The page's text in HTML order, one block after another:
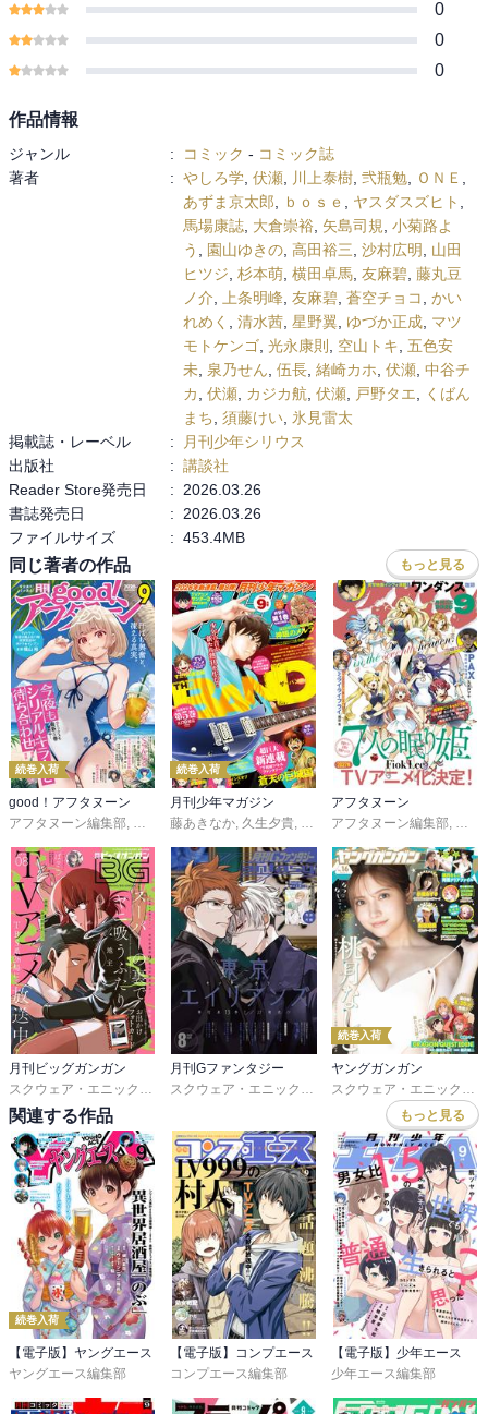
0
0
0
作品情報
ジャンル : コミック - コミック誌
著者
: やしろ学, 伏瀬, 川上泰樹, 弐瓶勉, ＯＮＥ ,
あずま京太郎, ｂｏｓｅ , ヤスダスズヒト ,
馬場康誌, 大倉崇裕, 矢島司規, 小菊路よ
う , 園山ゆきの, 高田裕三, 沙村広明, 山田
ヒツジ, 杉本萌, 横田卓馬, 友麻碧, 藤丸豆
ノ介, 上条明峰, 友麻碧, 蒼空チョコ, かい
れめく , 清水茜, 星野翼, ゆづか正成, マツ
モトケンゴ, 光永康則 , 空山トキ, 五色安
未, 泉乃せん, 伍長, 緒崎カホ, 伏瀬, 中谷チ
カ, 伏瀬, カジカ航, 伏瀬, 戸野タエ, くばん
まち, 須藤けい, 氷見雷太
掲載誌・レーベル
:
月刊少年シリウス
出版社
: 講談社
Reader Store発売日
: 2026.03.26
書誌発売日
: 2026.03.26
ファイルサイズ
: 453.4MB
同じ著者の作品 もっと見る
続巻入荷
good！アフタヌーン
アフタヌーン編集部
水薙竜,松枝穂積,眞山継 桑原太矩 ,海法紀光,藍田鳴
続巻入荷
月刊少年マガジン
藤あきなか 久生夕貴 和田あつむ, 岩矢滉一朗,沖田さ
アフタヌーン
アフタヌーン編集部
月刊ビッグガンガン
スクウェア・エニックス
地主,藍依青糸 ,諸星サロ,佳奈
月刊Gファンタジー
スクウェア・エニックス
友麻碧,雨壱絵穹,夏西七,佐
続巻入荷
ヤングガンガン
スクウェア・エニックス
関連する作品 もっと見る
続巻入荷
【電子版】ヤングエース
ヤングエース編集部
【電子版】コンプエース
コンプエース編集部
【電子版】少年エース
少年エース編集部